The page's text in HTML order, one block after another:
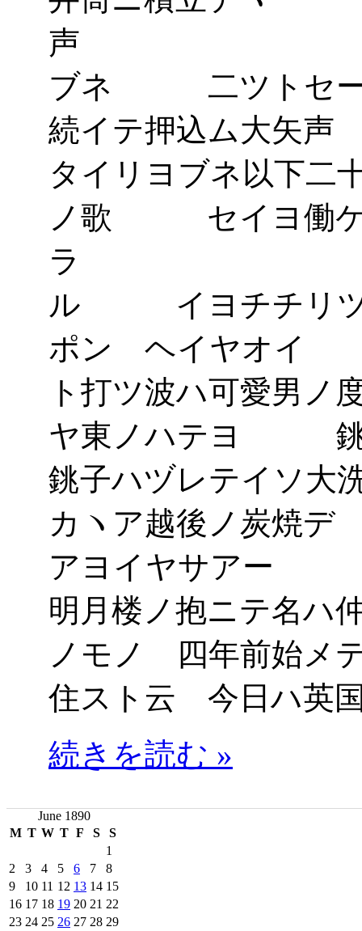
声 此ノタ
ブネ 二ツトセ
続イテ押
タイリヨブネ以
ノ歌 セイヨ働ケ
ラ
ル イヨチチリ
ポン ヘイヤオ
ト打ツ波ハ可愛男
ヤ東ノハテヨ
銚子ハヅレテ
カヽア越後ノ炭
アヨイヤサアー
明月楼ノ抱ニテ名
ノモノ 四年前始メ
住スト云 今日ハ英
続きを読む »
June 1890
M T W T F S S
1
2
3 4 5 6 7
8
9
10 11 12 13 14 15
16 17 18 19 20 21 22
23 24 25 26 27 28 29